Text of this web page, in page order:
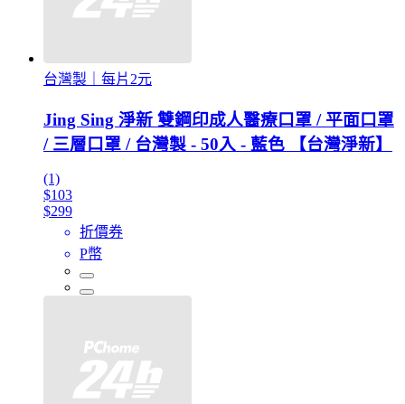
台灣製｜每片2元
Jing Sing 淨新 雙鋼印成人醫療口罩 / 平面口罩
/ 三層口罩 / 台灣製 - 50入 - 藍色 【台灣淨新】
(1)
$103
$299
折價券
P幣